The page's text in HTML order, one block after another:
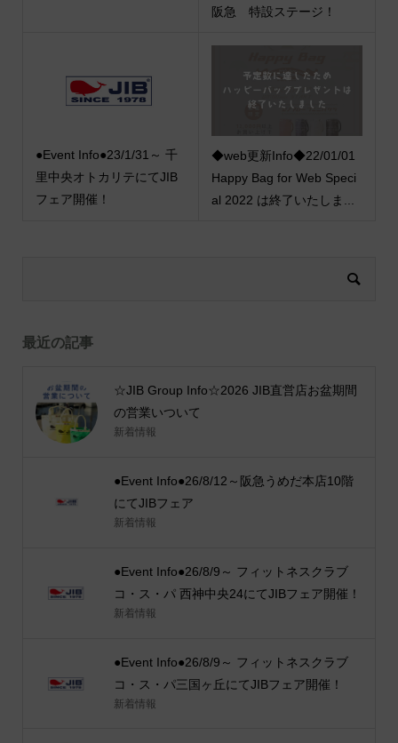
阪急 特設ステージ！
●Event Info●23/1/31～ 千
里中央オトカリテにてJIB
フェア開催！
◆web更新Info◆22/01/01
Happy Bag for Web Speci
al 2022 は終了いたしま...
最近の記事
☆JIB Group Info☆2026 JIB直営店お盆期間
の営業いついて
新着情報
●Event Info●26/8/12～阪急うめだ本店10階
にてJIBフェア
新着情報
●Event Info●26/8/9～ フィットネスクラブ
コ・ス・パ 西神中央24にてJIBフェア開催！
新着情報
●Event Info●26/8/9～ フィットネスクラブ
コ・ス・パ三国ヶ丘にてJIBフェア開催！
新着情報